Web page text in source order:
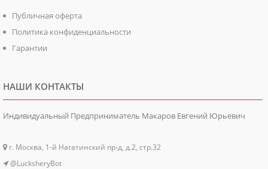
Публичная оферта
Политика конфиденциальности
Гарантии
НАШИ КОНТАКТЫ
Индивидуальный Предприниматель Макаров Евгений Юрьевич
г. Москва, 1-й Нагатинский пр-д, д.2, стр.32
@LucksheryBot